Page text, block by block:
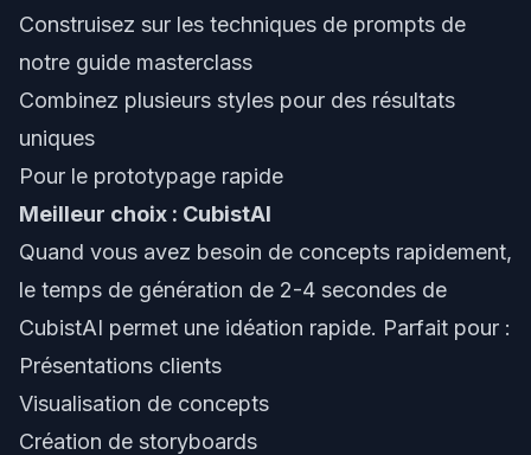
Construisez sur les techniques de prompts de
notre guide masterclass
Combinez plusieurs styles pour des résultats
uniques
Pour le prototypage rapide
Meilleur choix : CubistAI
Quand vous avez besoin de concepts rapidement,
le temps de génération de 2-4 secondes de
CubistAI permet une idéation rapide. Parfait pour :
Présentations clients
Visualisation de concepts
Création de storyboards